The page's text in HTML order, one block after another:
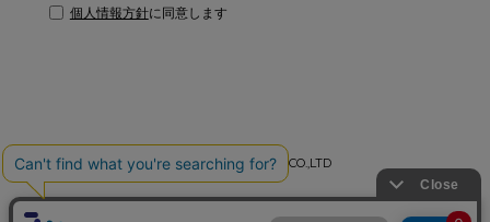
個人情報方針に同意します
©2026 CLANE DESIGN CO.,LTD